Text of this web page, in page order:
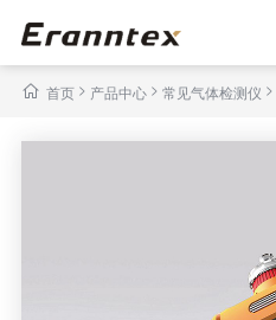
首页> 产品中心 > 常见气体检测仪 >